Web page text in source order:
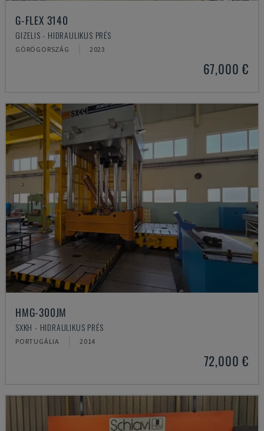
G-FLEX 3140
GIZELIS - HIDRAULIKUS PRÉS
GÖRÖGORSZÁG 2023
67,000 €
HMG-300JM
SXKH - HIDRAULIKUS PRÉS
PORTUGÁLIA 2014
72,000 €